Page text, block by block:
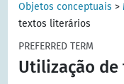
Objetos conceptuais >
textos literários
PREFERRED TERM
Utilização